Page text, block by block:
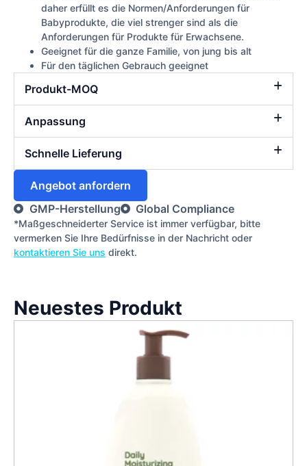
daher erfüllt es die Normen/Anforderungen für
Babyprodukte, die viel strenger sind als die
Anforderungen für Produkte für Erwachsene.
Geeignet für die ganze Familie, von jung bis alt
Für den täglichen Gebrauch geeignet
Produkt-MOQ
Anpassung
Schnelle Lieferung
Angebot anfordern
GMP-Herstellung
Global Compliance
*Maßgeschneiderter Service ist immer verfügbar, bitte
vermerken Sie Ihre Bedürfnisse in der Nachricht oder
kontaktieren Sie uns direkt.
Neuestes Produkt